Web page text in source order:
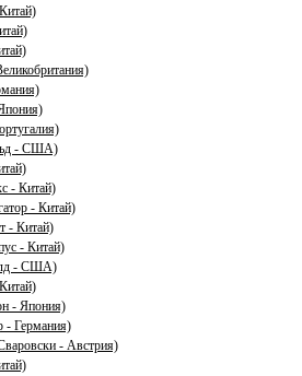
- США)
- Китай)
- Китай)
- Китай)
- Китай)
- США)
- Япония)
- Германия)
- Австрия)